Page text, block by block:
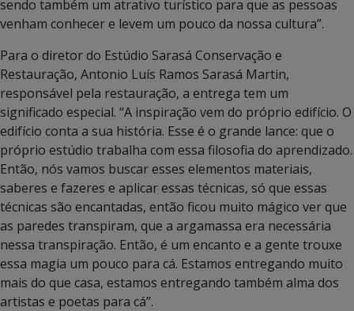
sendo também um atrativo turístico para que as pessoas
venham conhecer e levem um pouco da nossa cultura”.
Para o diretor do Estúdio Sarasá Conservação e
Restauração, Antonio Luís Ramos Sarasá Martin,
responsável pela restauração, a entrega tem um
significado especial. “A inspiração vem do próprio edifício. O
edifício conta a sua história. Esse é o grande lance: que o
próprio estúdio trabalha com essa filosofia do aprendizado.
Então, nós vamos buscar esses elementos materiais,
saberes e fazeres e aplicar essas técnicas, só que essas
técnicas são encantadas, então ficou muito mágico ver que
as paredes transpiram, que a argamassa era necessária
nessa transpiração. Então, é um encanto e a gente trouxe
essa magia um pouco para cá. Estamos entregando muito
mais do que casa, estamos entregando também alma dos
artistas e poetas para cá”.